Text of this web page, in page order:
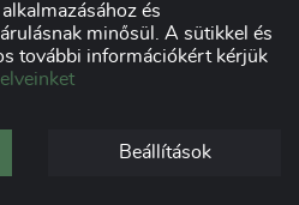
és
minősül. A sütikkel és
további információkért kérjük
Beállítások